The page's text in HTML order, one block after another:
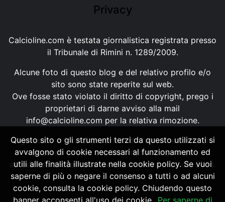
Privacy
Calcioline.com è testata giornalistica registrata presso
il Tribunale di Rimini n. 1289/2009.
Alcune foto di questo blog e del relativo profilo e/o
sito sono state reperite sul web.
Ove fosse stato violato il diritto di copyright, prego i
proprietari di darne avviso alla mail
info@calcioline.com per la relativa rimozione.
Ogni testo e foto di proprietà di Calcioline.com non
possono essere copiati o riprodotti, senza
autorizzazione, ai sensi della normativa n.29 del 2001.
Questo sito o gli strumenti terzi da questo utilizzati si
avvalgono di cookie necessari al funzionamento ed
utili alle finalità illustrate nella cookie policy. Se vuoi
saperne di più o negare il consenso a tutti o ad alcuni
cookie, consulta la cookie policy. Chiudendo questo
banner acconsenti all'uso dei cookie.
Per saperne di